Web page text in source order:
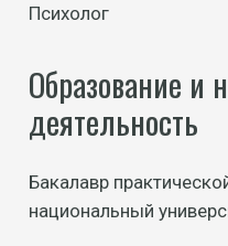
Психолог
Образование и
деятельность
Бакалавр
национальный